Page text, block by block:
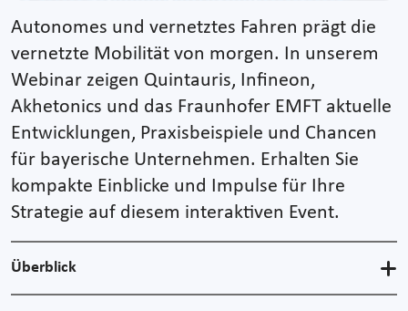
Autonomes und vernetztes Fahren prägt die
vernetzte Mobilität von morgen. In unserem
Webinar zeigen Quintauris, Infineon,
Akhetonics und das Fraunhofer EMFT aktuelle
Entwicklungen, Praxisbeispiele und Chancen
für bayerische Unternehmen. Erhalten Sie
kompakte Einblicke und Impulse für Ihre
Strategie auf diesem interaktiven Event.
Überblick